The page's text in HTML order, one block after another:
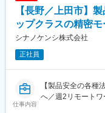
＜データで見る株
https://www.witz-
1チーム：６～８名
※パートナー社員や
がら開発を進めて
■組織構成：
長野支社に関して
【長野／上田市】
ップクラスの精密
シナノケンシ株式会社
正社員
仕事内容
【製品安全の各種
へ／週2リモートワ